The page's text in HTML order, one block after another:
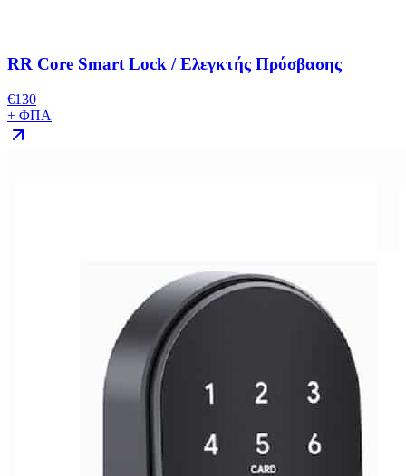
RR Core Smart Lock / Ελεγκτής Πρόσβασης
€130
+ ΦΠΑ